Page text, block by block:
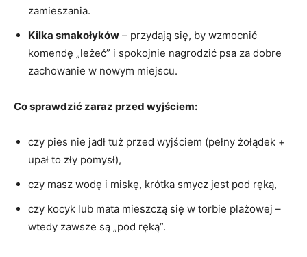
zamieszania.
Kilka smakołyków – przydają się, by wzmocnić
komendę „leżeć” i spokojnie nagrodzić psa za dobre
zachowanie w nowym miejscu.
Co sprawdzić zaraz przed wyjściem:
czy pies nie jadł tuż przed wyjściem (pełny żołądek +
upał to zły pomysł),
czy masz wodę i miskę, krótka smycz jest pod ręką,
czy kocyk lub mata mieszczą się w torbie plażowej –
wtedy zawsze są „pod ręką”.